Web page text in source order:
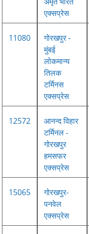
एक्सप्रेस
11080
गोरखपुर -
मुंबई
लोकमान्य
तिलक
टर्मिनस
एक्सप्रेस
12572
आनन्द विहार
टर्मिनल -
गोरखपुर
हमसफर
एक्सप्रेस
15065
गोरखपुर-
पनवेल
एक्सप्रेस